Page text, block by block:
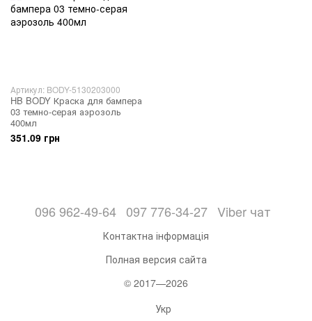
Артикул: BODY-5130203000
HB BODY Краска для бампера
03 темно-серая аэрозоль
400мл
351.09 грн
096 962-49-64 097 776-34-27 Viber чат
Контактна інформація
Полная версия сайта
© 2017—2026
Укр